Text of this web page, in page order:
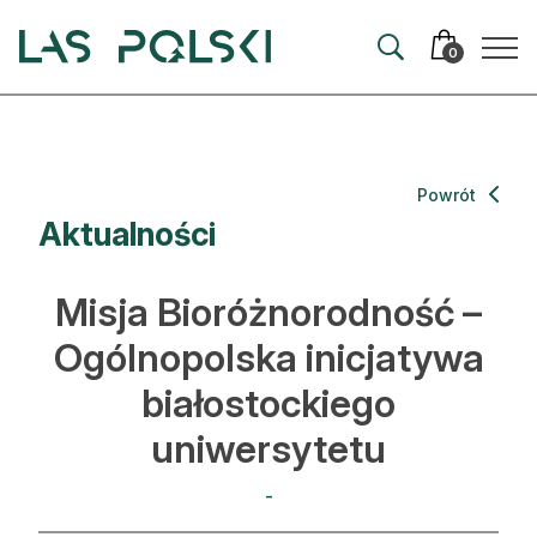
0
Artykuły
Hodowla lasu
Ochrona lasu
Nowe technologie
Aktualności
Powrót
Misja Bioróżnorodność –
Ogólnopolska inicjatywa
białostockiego
uniwersytetu
-